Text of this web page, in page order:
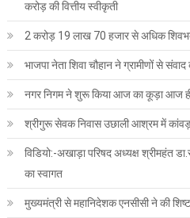
करोड़ की वित्तीय स्वीकृती
2 करोड़ 19 लाख 70 हजार से अधिक
भाजपा नेता शिवा चौहान ने ग्रामीणों से
नगर निगम ने शुरू किया आज का कूड़ा आज
श्रीगुरू सेवक निवास उछाली आश्रम में कांवड़
विडियो:-अखाड़ा परिषद अध्यक्ष श्रीमहंत
का स्वागत
मुख्यमंत्री से महानिदेशक एनसीसी ने की